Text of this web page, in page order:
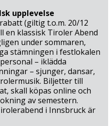
upplevelse
(giltig t.o.m. 20/12
en klassisk Tiroler Abend
under sommaren,
stämningen i festlokalen
– iklädda
– sjunger, dansar,
Biljetter till
skall köpas online och
av semestern.
i Innsbruck är